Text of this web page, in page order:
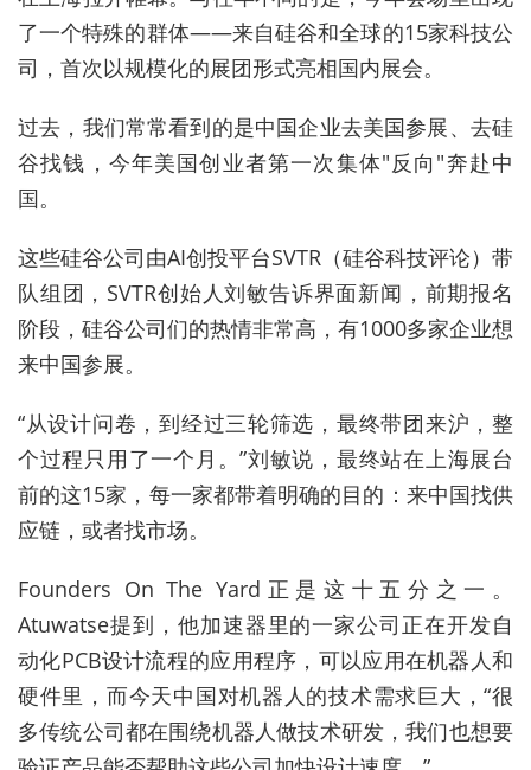
了一个特殊的群体——来自硅谷和全球的15家科技公
司，首次以规模化的展团形式亮相国内展会。
过去，我们常常看到的是中国企业去美国参展、去硅
谷找钱，今年美国创业者第一次集体"反向"奔赴中
国。
这些硅谷公司由AI创投平台SVTR（硅谷科技评论）带
队组团，SVTR创始人刘敏告诉界面新闻，前期报名
阶段，硅谷公司们的热情非常高，有1000多家企业想
来中国参展。
“从设计问卷，到经过三轮筛选，最终带团来沪，整
个过程只用了一个月。”刘敏说，最终站在上海展台
前的这15家，每一家都带着明确的目的：来中国找供
应链，或者找市场。
Founders On The Yard正是这十五分之一。
Atuwatse提到，他加速器里的一家公司正在开发自
动化PCB设计流程的应用程序，可以应用在机器人和
硬件里，而今天中国对机器人的技术需求巨大，“很
多传统公司都在围绕机器人做技术研发，我们也想要